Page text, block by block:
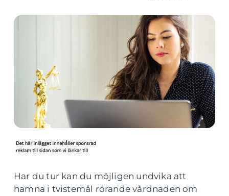
Har du tur kan du möjligen undvika att
hamna i tvistemål rörande vårdnaden om